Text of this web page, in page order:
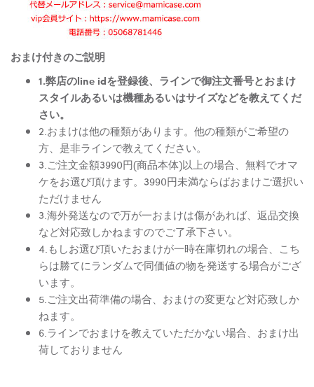
おまけ付きのご説明
1.弊店のline idを登録後、ラインで御注文番号とおまけ
スタイルあるいは機種あるいはサイズなどを教えてくだ
さい。
2.おまけは他の種類があります。他の種類がご希望の
方、是非ラインで教えてください。
3.ご注文金額3990円(商品本体)以上の場合、無料でオマ
ケをお選び頂けます。3990円未満ならばおまけご選択い
ただけません
3.海外発送なので万が一おまけは傷があれば、返品交換
など対応致しかねますのでご了承下さい。
4.もしお選び頂いたおまけが一時在庫切れの場合、こち
らは勝てにランダムで同価値の物を発送する場合がござ
います。
5.ご注文出荷準備の場合、おまけの変更など対応致しか
ねます。
6.ラインでおまけを教えていただかない場合、おまけ出
荷しておりません